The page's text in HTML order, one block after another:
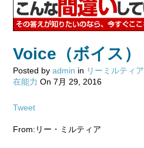
Voice（ボイス）
Posted by admin in リーミルティア
在能力 On 7月 29, 2016
Tweet
From:リー・ミルティア